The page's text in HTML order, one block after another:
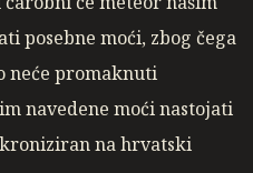
posebne moći, zbog čega
neće promaknuti
navedene moći nastojati
na hrvatski